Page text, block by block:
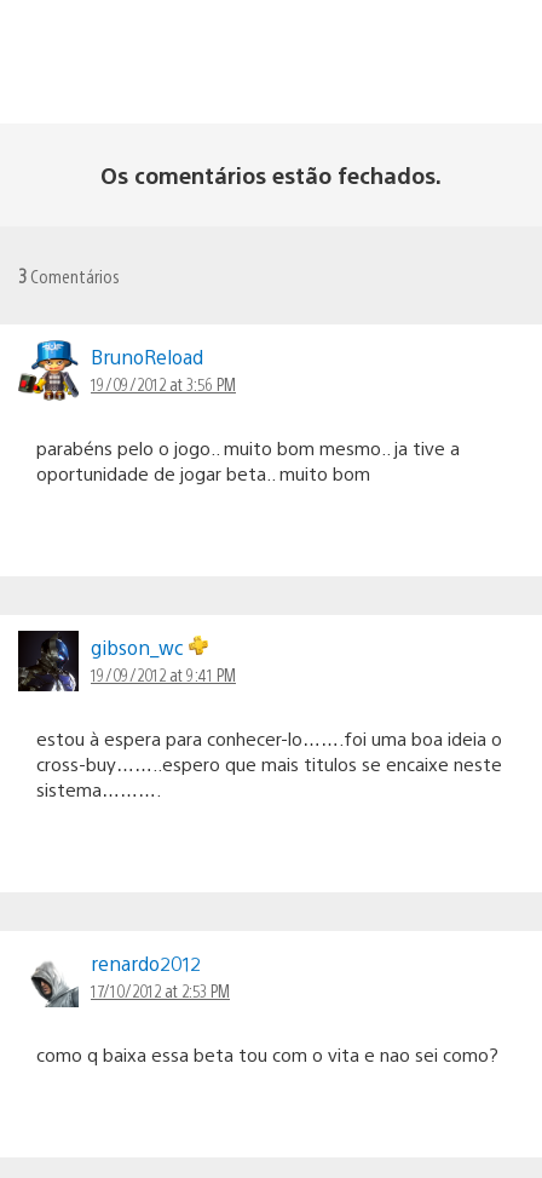
Os comentários estão fechados.
3 Comentários
BrunoReload
19/09/2012 at 3:56 PM
parabéns pelo o jogo.. muito bom mesmo.. ja tive a
oportunidade de jogar beta.. muito bom
gibson_wc
19/09/2012 at 9:41 PM
estou à espera para conhecer-lo…….foi uma boa ideia o
cross-buy……..espero que mais titulos se encaixe neste
sistema……….
renardo2012
17/10/2012 at 2:53 PM
como q baixa essa beta tou com o vita e nao sei como?